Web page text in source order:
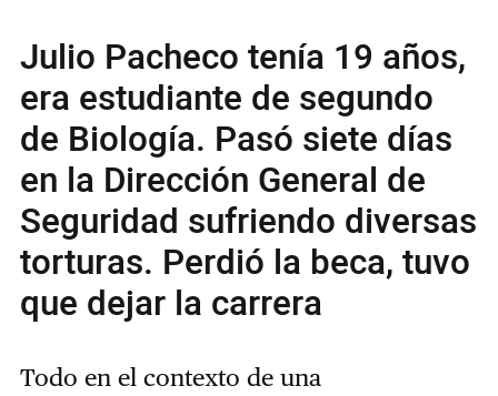
Julio Pacheco tenía 19 años,
era estudiante de segundo
de Biología. Pasó siete días
en la Dirección General de
Seguridad sufriendo diversas
torturas. Perdió la beca, tuvo
que dejar la carrera
Todo en el contexto de una